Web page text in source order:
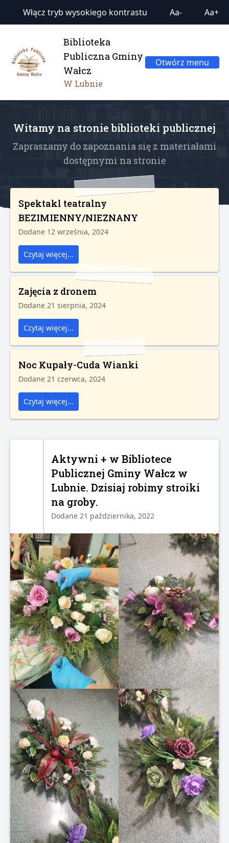
Włącz tryb wysokiego kontrastu Aa- Aa+
Biblioteka
Publiczna Gminy
Wałcz
W Lubnie
Otwórz menu
Witamy na stronie biblioteki publicznej
Zapraszamy do zapoznania się z materiałami
dostępnymi na stronie
Spektakl teatralny
BEZIMIENNY/NIEZNANY
Dodane 12 września, 2024
Czytaj więcej...
Zajęcia z dronem
Dodane 21 sierpnia, 2024
Czytaj więcej...
Noc Kupały-Cuda Wianki
Dodane 21 czerwca, 2024
Czytaj więcej...
Aktywni + w Bibliotece
Publicznej Gminy Wałcz w
Lubnie. Dzisiaj robimy stroiki
na groby.
Dodane 21 października, 2022